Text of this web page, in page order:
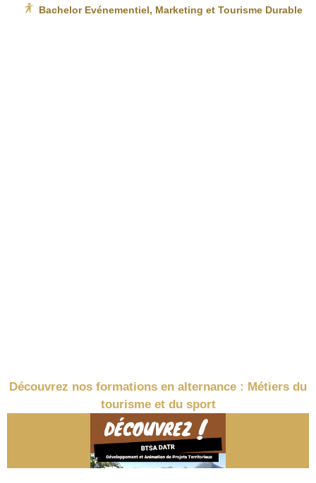
Bachelor Evénementiel, Marketing et Tourisme Durable
Découvrez nos formations en alternance : Métiers du
tourisme et du sport